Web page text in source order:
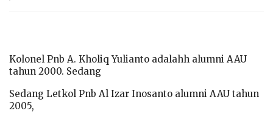
Kolonel Pnb A. Kholiq Yulianto adalahh alumni AAU
tahun 2000. Sedang
Sedang Letkol Pnb Al Izar Inosanto alumni AAU tahun
2005,